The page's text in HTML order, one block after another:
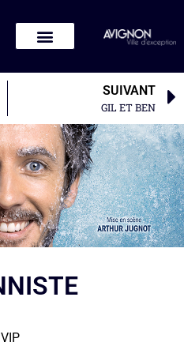
SUIVANT
GIL ET BEN